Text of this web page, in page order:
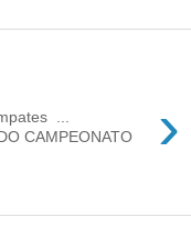
›
...
CAMPEONATO